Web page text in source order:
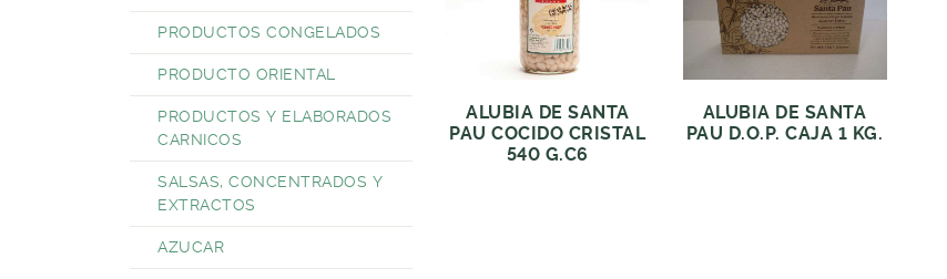
PRODUCTOS CONGELADOS
PRODUCTO ORIENTAL
PRODUCTOS Y ELABORADOS
CARNICOS
SALSAS, CONCENTRADOS Y
EXTRACTOS
AZUCAR
ALUBIA DE SANTA
PAU COCIDO CRISTAL
540 G.C6
ALUBIA DE SANTA
PAU D.O.P. CAJA 1 KG.